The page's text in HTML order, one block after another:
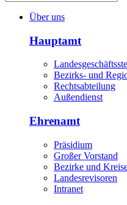
Über uns
Hauptamt
Bezirks- und
Rechtsabteilung
Außendienst
Ehrenamt
Präsidium
Großer Vorstand
Bezirke und
Landesrevisoren
Intranet